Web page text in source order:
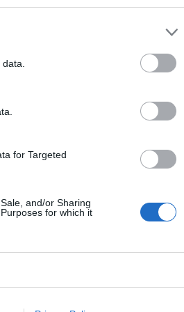
for Targeted
and/or Sharing
for which it
sve da bi se stovrila
Jabukovo sirće će biti
promjene u
Nenadić.
u jetri i u unutrašnjim
blago kisela. A tavke
organizam je ne